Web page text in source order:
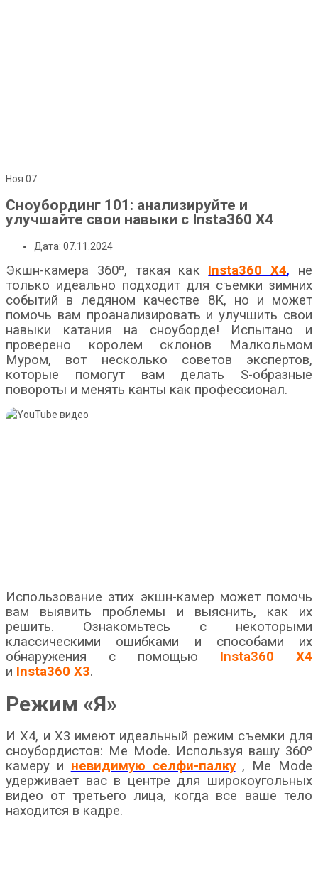
Ноя 07
Сноубординг 101: анализируйте и
улучшайте свои навыки с Insta360 X4
Дата: 07.11.2024
Экшн-камера 360º, такая как Insta360 X4, не
только идеально подходит для съемки зимних
событий в ледяном качестве 8K, но и может
помочь вам проанализировать и улучшить свои
навыки катания на сноуборде! Испытано и
проверено королем склонов Малкольмом
Муром, вот несколько советов экспертов,
которые помогут вам делать S-образные
повороты и менять канты как профессионал.
Использование этих экшн-камер может помочь
вам выявить проблемы и выяснить, как их
решить. Ознакомьтесь с некоторыми
классическими ошибками и способами их
обнаружения с помощью Insta360 X4
и Insta360 X3.
Режим «Я»
И X4, и X3 имеют идеальный режим съемки для
сноубордистов: Me Mode. Используя вашу 360º
камеру и невидимую селфи-палку, Me Mode
удерживает вас в центре для широкоугольных
видео от третьего лица, когда все ваше тело
находится в кадре.